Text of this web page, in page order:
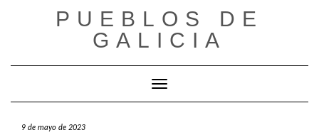
PUEBLOS DE
GALICIA
Cambiar modo de navegación
9 de mayo de 2023